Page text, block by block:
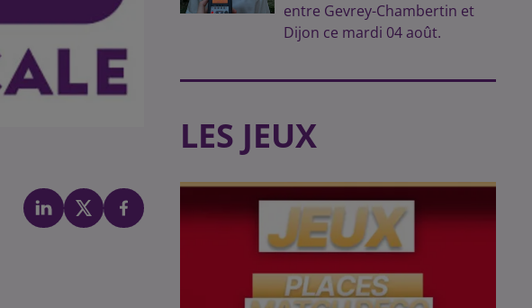
entre Gevrey-Chambertin et
Dijon ce mardi 04 août.
LES JEUX